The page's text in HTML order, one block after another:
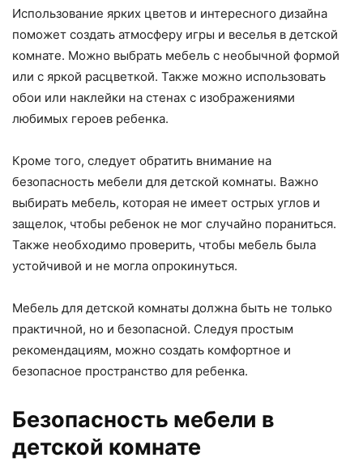
Использование ярких цветов и интересного дизайна
поможет создать атмосферу игры и веселья в детской
комнате. Можно выбрать мебель с необычной формой
или с яркой расцветкой. Также можно использовать
обои или наклейки на стенах с изображениями
любимых героев ребенка.
Кроме того, следует обратить внимание на
безопасность мебели для детской комнаты. Важно
выбирать мебель, которая не имеет острых углов и
защелок, чтобы ребенок не мог случайно пораниться.
Также необходимо проверить, чтобы мебель была
устойчивой и не могла опрокинуться.
Мебель для детской комнаты должна быть не только
практичной, но и безопасной. Следуя простым
рекомендациям, можно создать комфортное и
безопасное пространство для ребенка.
Безопасность мебели в
детской комнате